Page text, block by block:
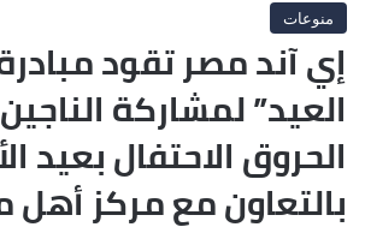
منوعات
إي آند مصر تقود
العيد” لمشاركة
الحروق الاحتفال بعيد
بالتعاون مع مركز